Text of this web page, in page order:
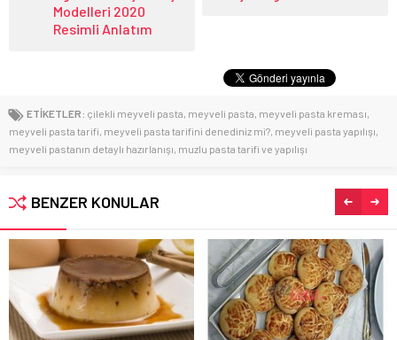
Modelleri 2020
Resimli Anlatım
ETİKETLER: çilekli meyveli pasta, meyveli pasta, meyveli pasta kreması,
meyveli pasta tarifi, meyveli pasta tarifini denediniz mi?, meyveli pasta yapılışı,
meyveli pastanın detaylı hazırlanışı, muzlu pasta tarifi ve yapılışı
BENZER KONULAR